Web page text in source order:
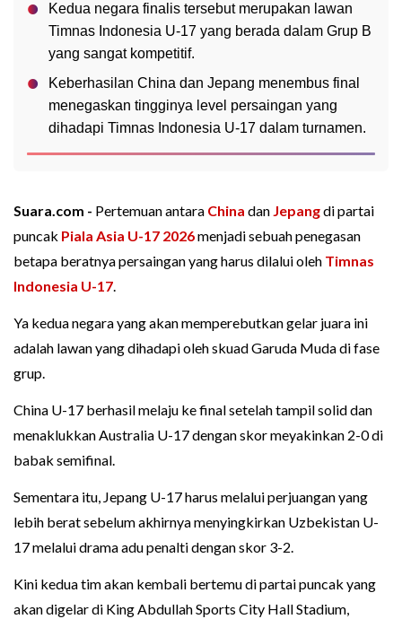
Kedua negara finalis tersebut merupakan lawan
Timnas Indonesia U-17 yang berada dalam Grup B
yang sangat kompetitif.
Keberhasilan China dan Jepang menembus final
menegaskan tingginya level persaingan yang
dihadapi Timnas Indonesia U-17 dalam turnamen.
Suara.com - Pertemuan antara China dan Jepangdi partai
puncak Piala Asia U-17 2026menjadi sebuah penegasan
betapa beratnya persaingan yang harus dilalui oleh Timnas
Indonesia U-17.
Ya kedua negara yang akan memperebutkan gelar juara ini
adalah lawan yang dihadapi oleh skuad Garuda Muda di fase
grup.
China U-17 berhasil melaju ke final setelah tampil solid dan
menaklukkan Australia U-17 dengan skor meyakinkan 2-0 di
babak semifinal.
Sementara itu, Jepang U-17 harus melalui perjuangan yang
lebih berat sebelum akhirnya menyingkirkan Uzbekistan U-
17 melalui drama adu penalti dengan skor 3-2.
Kini kedua tim akan kembali bertemu di partai puncak yang
akan digelar di King Abdullah Sports City Hall Stadium,